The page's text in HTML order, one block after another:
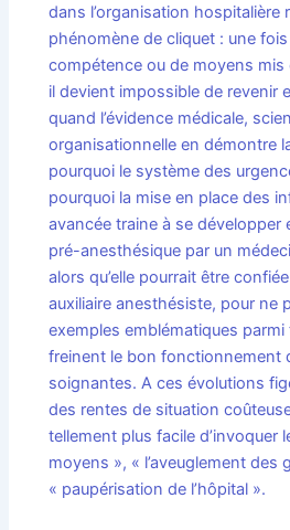
dans l’organisation hospitalière
phénomène de cliquet : une fois
compétence ou de moyens
il devient impossible de revenir
quand l’évidence médicale,
organisationnelle en démontre
pourquoi le système des
pourquoi la mise en place des
avancée traine à se développer
pré-anesthésique par un
alors qu’elle pourrait être
auxiliaire anesthésiste, pour ne
exemples emblématiques parmi
freinent le bon fonctionnement
soignantes. A ces évolutions
des rentes de situation
tellement plus facile d’invoquer
moyens », « l’aveuglement des
« paupérisation de l’hôpital ».